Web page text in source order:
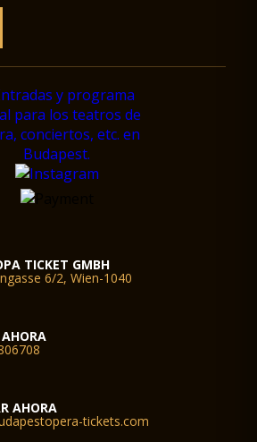
TICKET GMBH
6/2, Wien-1040
AHORA
tickets.com